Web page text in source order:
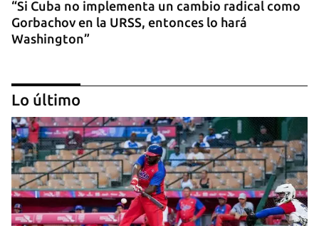
“Si Cuba no implementa un cambio radical como
Gorbachov en la URSS, entonces lo hará
Washington”
Lo último